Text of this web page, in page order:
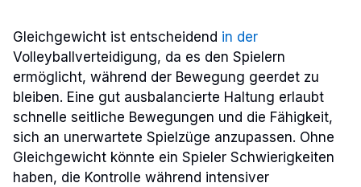
Gleichgewicht ist entscheidend in der
Volleyballverteidigung, da es den Spielern
ermöglicht, während der Bewegung geerdet zu
bleiben. Eine gut ausbalancierte Haltung erlaubt
schnelle seitliche Bewegungen und die Fähigkeit,
sich an unerwartete Spielzüge anzupassen. Ohne
Gleichgewicht könnte ein Spieler Schwierigkeiten
haben, die Kontrolle während intensiver